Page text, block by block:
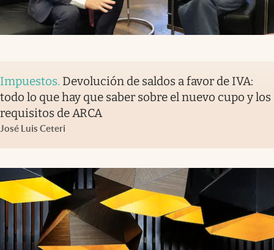
Impuestos. Devolución de saldos a favor de IVA:
todo lo que hay que saber sobre el nuevo cupo y los
requisitos de ARCA
José Luis Ceteri